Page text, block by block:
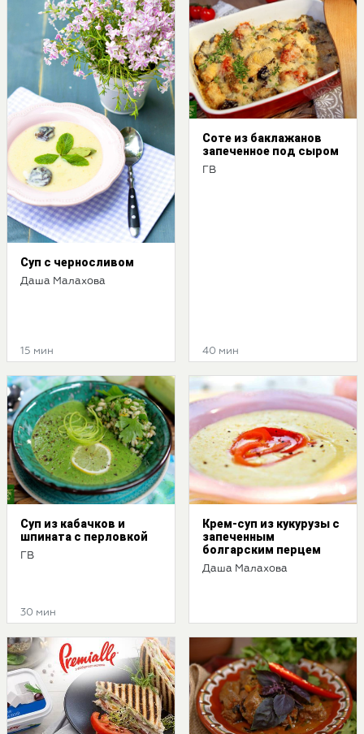
Суп с черносливом
Даша Малахова
15 мин
Соте из баклажанов
запеченное под сыром
ГВ
40 мин
Суп из кабачков и
шпината с перловкой
ГВ
30 мин
Крем-суп из кукурузы с
запеченным
болгарским перцем
Даша Малахова